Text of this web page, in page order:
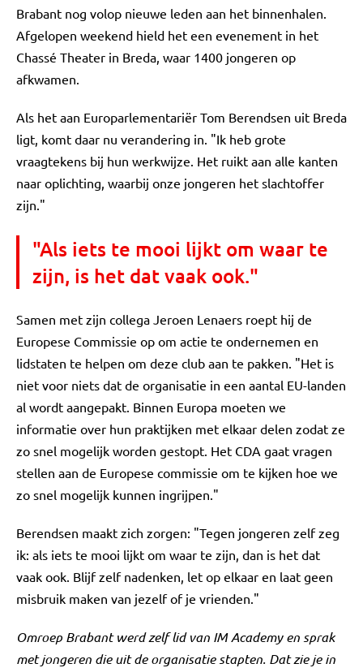
Brabant nog volop nieuwe leden aan het binnenhalen.
Afgelopen weekend hield het een evenement in het
Chassé Theater in Breda, waar 1400 jongeren op
afkwamen.
Als het aan Europarlementariër Tom Berendsen uit Breda
ligt, komt daar nu verandering in. "Ik heb grote
vraagtekens bij hun werkwijze. Het ruikt aan alle kanten
naar oplichting, waarbij onze jongeren het slachtoffer
zijn."
"Als iets te mooi lijkt om waar te
zijn, is het dat vaak ook."
Samen met zijn collega Jeroen Lenaers roept hij de
Europese Commissie op om actie te ondernemen en
lidstaten te helpen om deze club aan te pakken. "Het is
niet voor niets dat de organisatie in een aantal EU-landen
al wordt aangepakt. Binnen Europa moeten we
informatie over hun praktijken met elkaar delen zodat ze
zo snel mogelijk worden gestopt. Het CDA gaat vragen
stellen aan de Europese commissie om te kijken hoe we
zo snel mogelijk kunnen ingrijpen."
Berendsen maakt zich zorgen: "Tegen jongeren zelf zeg
ik: als iets te mooi lijkt om waar te zijn, dan is het dat
vaak ook. Blijf zelf nadenken, let op elkaar en laat geen
misbruik maken van jezelf of je vrienden."
Omroep Brabant werd zelf lid van IM Academy en sprak
met jongeren die uit de organisatie stapten. Dat zie je in